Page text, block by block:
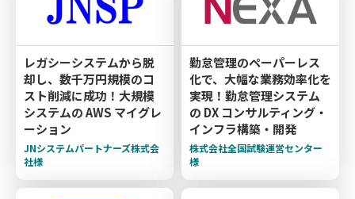
レガシーシステムから脱
却し、数千万円規模のコ
スト削減に成功！大規模
システムの AWS マイグレ
ーション
JNシステムパートナーズ株式会
社様
勤怠管理のペーパーレス
化で、大幅な業務効率化を
実現！勤怠管理システム
の DX コンサルティング・
インフラ構築・開発
株式会社全国試験運営センター
様